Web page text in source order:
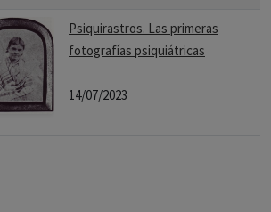
Psiquirastros. Las primeras
fotografías psiquiátricas
14/07/2023